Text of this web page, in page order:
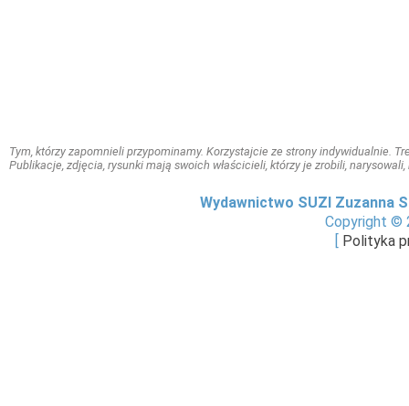
Tym, którzy zapomnieli przypominamy. Korzystajcie ze strony indywidualnie.
Publikacje, zdjęcia, rysunki mają swoich właścicieli, którzy je zrobili,
Wydawnictwo SUZI Zuzanna
Copyright ©
Polityka